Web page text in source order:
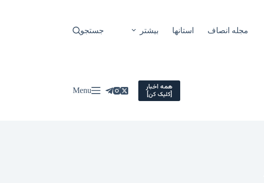
مجله انصاف استانها بیشتر جستجو
همه اخبار
[کلیک کن] Menu